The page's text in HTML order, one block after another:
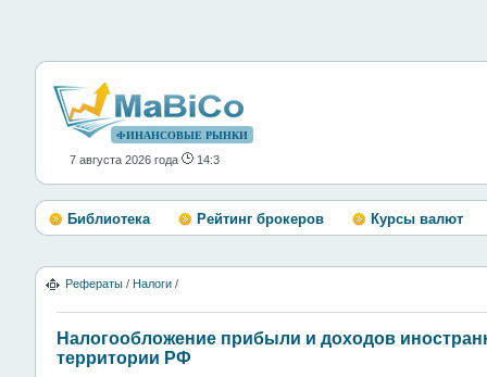
ФИНАНСОВЫЕ РЫНКИ
7 августа 2026 года 14:3
Библиотека Рейтинг брокеров Курсы валют
Рефераты / Налоги /
Налогообложение прибыли и доходов
территории РФ